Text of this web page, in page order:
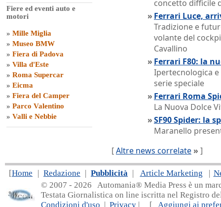
Fiere ed eventi auto e
motori
» Mille Miglia
» Museo BMW
» Fiera di Padova
» Villa d'Este
» Roma Supercar
» Eicma
» Fiera del Camper
» Parco Valentino
» Valli e Nebbie
concetto difficile
» Ferrari Luce,
Tradizione e
volante del
Cavallino
» Ferrari F80: la
Ipertecnologica
serie speciale
» Ferrari Roma
La Nuova Dolce
»SF90 Spider: la
Maranello
[Altre news correlate » ]
[Home | Redazione | Pubblicità | Article Marketing |
© 2007 - 2026 Automania® Media Press è un
Testata Giornalistica on line iscritta nel Registro
Condizioni d'uso | Privacy | [ Aggiungi ai